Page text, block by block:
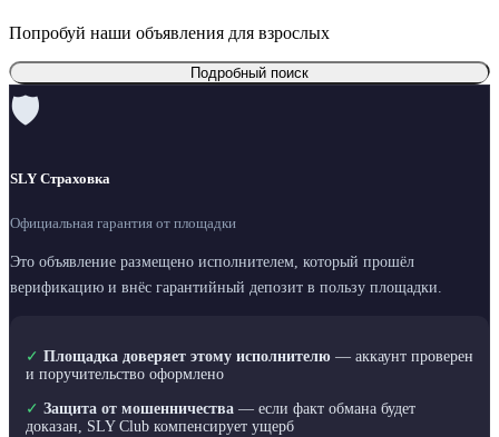
Попробуй наши объявления для взрослых
Подробный поиск
🛡
SLY Страховка
Официальная гарантия от площадки
Это объявление размещено исполнителем, который прошёл
верификацию и внёс гарантийный депозит в пользу площадки.
✓ Площадка доверяет этому исполнителю — аккаунт проверен
и поручительство оформлено
✓ Защита от мошенничества — если факт обмана будет
доказан, SLY Club компенсирует ущерб